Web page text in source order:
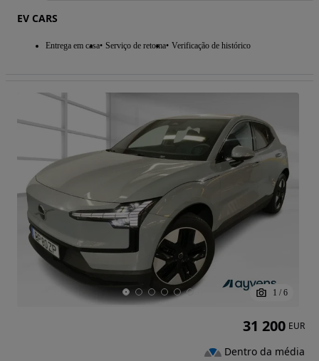
EV CARS
Entrega em casa Serviço de retoma Verificação de histórico
1 / 6
31 200 EUR
Dentro da média